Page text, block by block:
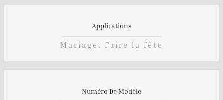
Applications
Mariage. Faire la fête
Numéro De Modèle